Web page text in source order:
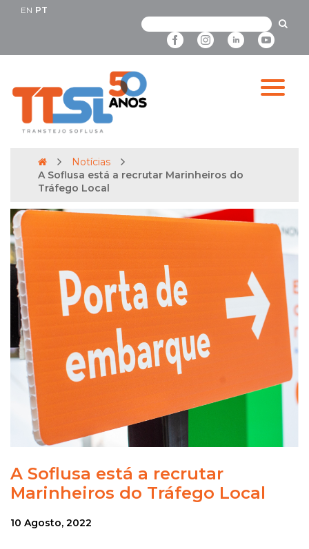
EN PT
Notícias
A Soflusa está a recrutar Marinheiros do
Tráfego Local
A Soflusa está a recrutar
Marinheiros do Tráfego Local
10 Agosto, 2022